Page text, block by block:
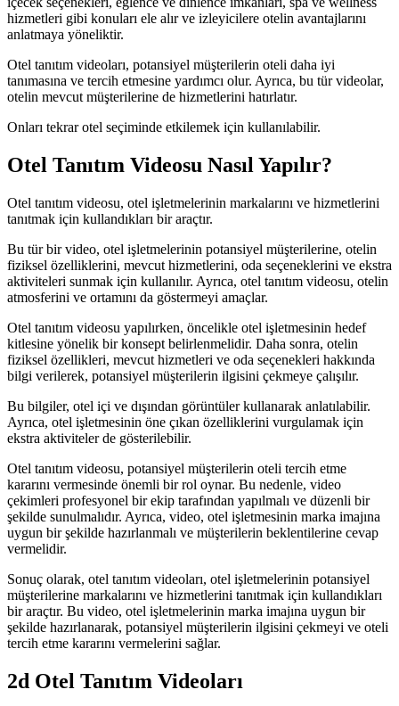
hizmetleri gibi konuları ele alır ve izleyicilere otelin avantajlarını
anlatmaya yöneliktir.
Otel tanıtım videoları, potansiyel müşterilerin oteli daha iyi
tanımasına ve tercih etmesine yardımcı olur. Ayrıca, bu tür videolar,
otelin mevcut müşterilerine de hizmetlerini hatırlatır.
Onları tekrar otel seçiminde etkilemek için kullanılabilir.
Otel Tanıtım Videosu Nasıl Yapılır?
Otel tanıtım videosu, otel işletmelerinin markalarını ve hizmetlerini
tanıtmak için kullandıkları bir araçtır.
Bu tür bir video, otel işletmelerinin potansiyel müşterilerine, otelin
fiziksel özelliklerini, mevcut hizmetlerini, oda seçeneklerini ve ekstra
aktiviteleri sunmak için kullanılır. Ayrıca, otel tanıtım videosu, otelin
atmosferini ve ortamını da göstermeyi amaçlar.
Otel tanıtım videosu yapılırken, öncelikle otel işletmesinin hedef
kitlesine yönelik bir konsept belirlenmelidir. Daha sonra, otelin
fiziksel özellikleri, mevcut hizmetleri ve oda seçenekleri hakkında
bilgi verilerek, potansiyel müşterilerin ilgisini çekmeye çalışılır.
Bu bilgiler, otel içi ve dışından görüntüler kullanarak anlatılabilir.
Ayrıca, otel işletmesinin öne çıkan özelliklerini vurgulamak için
ekstra aktiviteler de gösterilebilir.
Otel tanıtım videosu, potansiyel müşterilerin oteli tercih etme
kararını vermesinde önemli bir rol oynar. Bu nedenle, video
çekimleri profesyonel bir ekip tarafından yapılmalı ve düzenli bir
şekilde sunulmalıdır. Ayrıca, video, otel işletmesinin marka imajına
uygun bir şekilde hazırlanmalı ve müşterilerin beklentilerine cevap
vermelidir.
Sonuç olarak, otel tanıtım videoları, otel işletmelerinin potansiyel
müşterilerine markalarını ve hizmetlerini tanıtmak için kullandıkları
bir araçtır. Bu video, otel işletmelerinin marka imajına uygun bir
şekilde hazırlanarak, potansiyel müşterilerin ilgisini çekmeyi ve oteli
tercih etme kararını vermelerini sağlar.
2d Otel Tanıtım Videoları